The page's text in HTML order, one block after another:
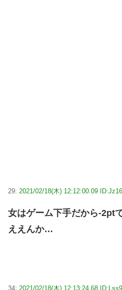
29: 2021/02/18(木) 12:12:00.09
女はゲーム下手だから-2pt
ええんか…
34: 2021/02/18(木) 12:13:24.68